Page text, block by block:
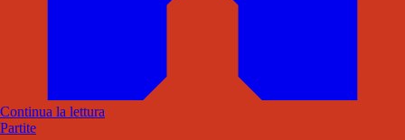
Continua la lettura
Partite